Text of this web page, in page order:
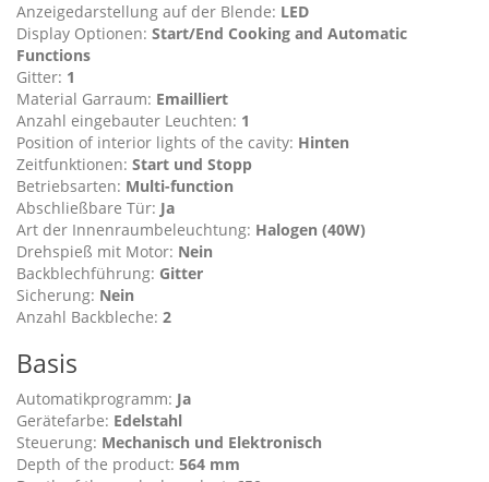
Anzeigedarstellung auf der Blende: LED
Display Optionen: Start/End Cooking and Automatic
Functions
Gitter: 1
Material Garraum: Emailliert
Anzahl eingebauter Leuchten: 1
Position of interior lights of the cavity: Hinten
Zeitfunktionen: Start und Stopp
Betriebsarten: Multi-function
Abschließbare Tür: Ja
Art der Innenraumbeleuchtung: Halogen (40W)
Drehspieß mit Motor: Nein
Backblechführung: Gitter
Sicherung: Nein
Anzahl Backbleche: 2
Basis
Automatikprogramm: Ja
Gerätefarbe: Edelstahl
Steuerung: Mechanisch und Elektronisch
Depth of the product: 564 mm